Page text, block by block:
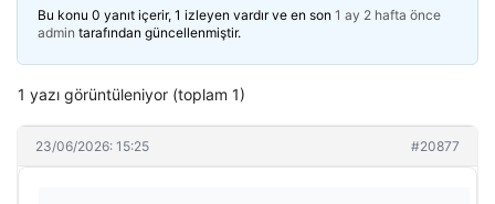
Bu konu 0 yanıt içerir, 1 izleyen vardır ve en son 1 ay 2 hafta önce
admin tarafından güncellenmiştir.
1 yazı görüntüleniyor (toplam 1)
23/06/2026: 15:25 #20877